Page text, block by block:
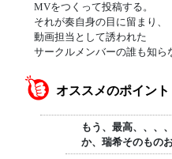
MVをつくって投稿する。
それが奏自身の目に留まり、
動画担当として誘われた
サークルメンバーの誰も知ら
オススメのポイント
もう、最高、、、
か、瑞希そのもの